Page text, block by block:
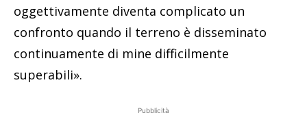
oggettivamente diventa complicato un
confronto quando il terreno è disseminato
continuamente di mine difficilmente
superabili».
Pubblicità